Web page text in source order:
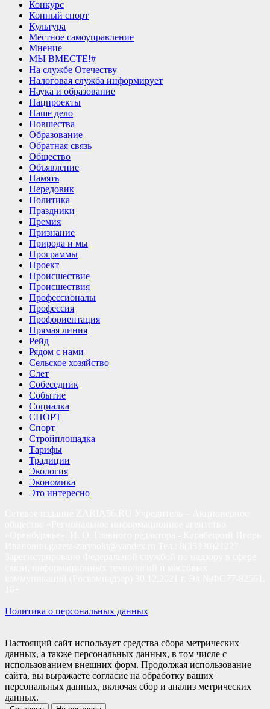
Конкурс
Конный спорт
Культура
Местное самоуправление
Мнение
МЫ ВМЕСТЕ!#
На службе Отечеству
Налоговая служба информирует
Наука и образование
Нацпроекты
Наше дело
Новшества
Образование
Обратная связь
Общество
Объявление
Память
Передовик
Политика
Праздники
Премия
Признание
Природа и мы
Программы
Проект
Происшествие
Происшествия
Профессионалы
Профессия
Профориентация
Прямая линия
Рейд
Рядом с нами
Сельское хозяйство
Слет
Собеседник
Событие
Социалка
СПОРТ
Спорт
Стройплощадка
Тарифы
Традиции
Экология
Экономика
Это интересно
Политика о персональных данных
Настоящий сайт использует средства сбора метрических
данных, а также персональных данных, в том числе с
использованием внешних форм. Продолжая использование
сайта, вы выражаете согласие на обработку ваших
персональных данных, включая сбор и анализ метрических
данных.